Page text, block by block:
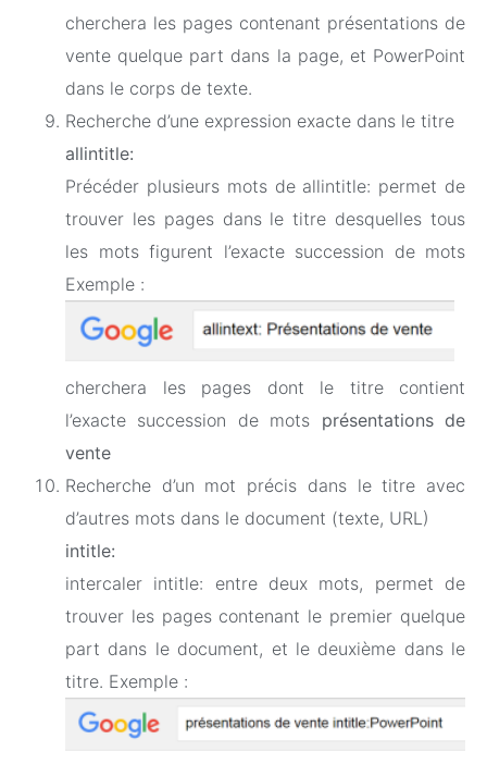
cherchera les pages contenant présentations de
vente quelque part dans la page, et PowerPoint
dans le corps de texte.
Recherche d’une expression exacte dans le titre
allintitle:
Précéder plusieurs mots de allintitle: permet de
trouver les pages dans le titre desquelles tous
les mots figurent l’exacte succession de mots
Exemple :
cherchera les pages dont le titre contient
l’exacte succession de mots présentations de
vente
Recherche d’un mot précis dans le titre avec
d’autres mots dans le document (texte, URL)
intitle:
intercaler intitle: entre deux mots, permet de
trouver les pages contenant le premier quelque
part dans le document, et le deuxième dans le
titre. Exemple :